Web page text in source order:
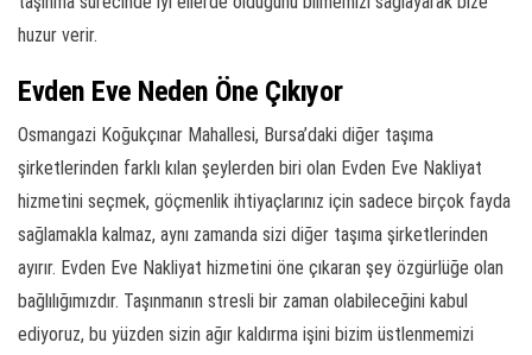
huzur verir.
Evden Eve Neden Öne Çıkıyor
Osmangazi Koğukçınar Mahallesi, Bursa’daki diğer taşıma
şirketlerinden farklı kılan şeylerden biri olan Evden Eve Nakliyat
hizmetini seçmek, göçmenlik ihtiyaçlarınız için sadece birçok fayda
sağlamakla kalmaz, aynı zamanda sizi diğer taşıma şirketlerinden
ayırır. Evden Eve Nakliyat hizmetini öne çıkaran şey özgürlüğe olan
bağlılığımızdır. Taşınmanın stresli bir zaman olabileceğini kabul
ediyoruz, bu yüzden sizin ağır kaldırma işini bizim üstlenmemizi